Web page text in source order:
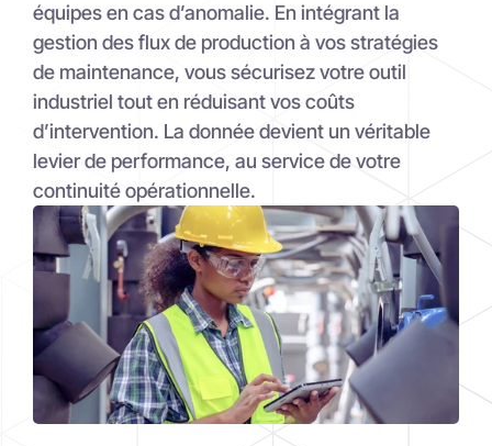
gestion des flux de production à vos stratégies
de maintenance, vous sécurisez votre outil
industriel tout en réduisant vos coûts
d’intervention. La donnée devient un véritable
levier de performance, au service de votre
continuité opérationnelle.